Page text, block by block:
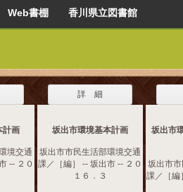
Web書棚 香川県立図書館
計画
境交通
-- ２０
詳 細
坂出市環境基本計画
坂出市市民生活部環境交通
課／［編］ -- 坂出市 -- ２０
１６．３
坂出市
坂出市
課／［編